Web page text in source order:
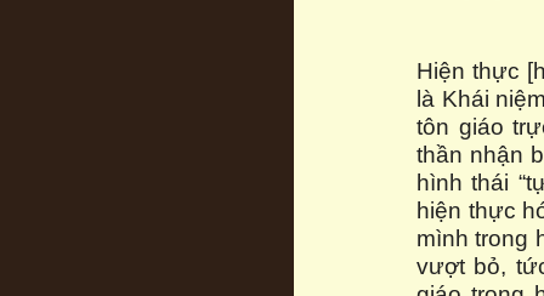
Hiện thực
là Khái
tôn giáo
thần nhận
hình thái
hiện thực
mình trong
vượt bỏ,